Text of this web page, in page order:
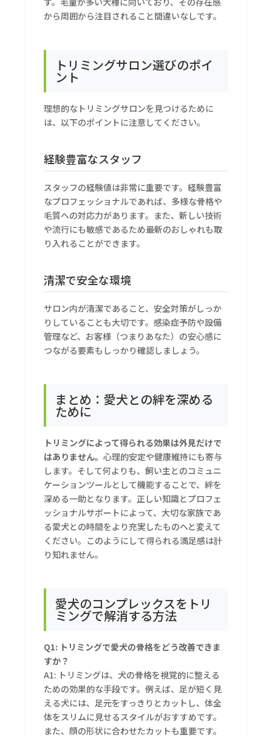
から周囲から注目されること間違いなしです。
トリミングサロン選びのポイ
ント
理想的なトリミングサロンを見つけるために
は、以下のポイントに注意してください。
経験豊富なスタッフ
スタッフの経験値は非常に重要です。経験豊富
なプロフェッショナルであれば、多様な骨格や
毛質への対応力があります。また、新しい技術
や流行にも敏感であるため最新のおしゃれも取
り入れることができます。
清潔で安全な環境
サロン内が清潔であること、安全対策がしっか
りしていることも大切です。感染症予防や設備
管理など、お客様（つまりあなた）の安心感に
つながる要素もしっかり確認しましょう。
まとめ：愛犬との絆を深める
ために
トリミングによって得られる効果は外見だけで
はありません。心理的安定や健康維持にも寄与
します。そして何よりも、飼い主とのコミュニ
ケーションツールとして機能することで、絆を
深める一助となります。正しい知識とプロフェ
ッショナルサポートによって、大切な家族であ
る愛犬との時間をより充実したものへと変えて
ください。このようにして得られる満足感は計
り知れません。
愛犬のコンプレックスをトリ
ミングで解消する方法
Q1: トリミングで愛犬の骨格をどう改善できま
すか？
A1: トリミングは、犬の骨格を視覚的に整える
ための効果的な手段です。例えば、足が短く見
える犬には、足元をすっきりとカットし、体全
体をスリムに見せるスタイルがおすすめです。
また、顔の形状に合わせたカットも重要です。